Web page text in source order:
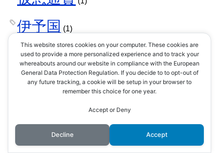
伊予国 (1)
伊東家(1)
伊賀(1)
伊達家
This website stores cookies on your computer. These cookies are
used to provide a more personalized experience and to track your
whereabouts around our website in compliance with the European
General Data Protection Regulation. If you decide to to opt-out of
any future tracking, a cookie will be setup in your browser to
remember this choice for one year.
Accept or Deny
Decline Accept